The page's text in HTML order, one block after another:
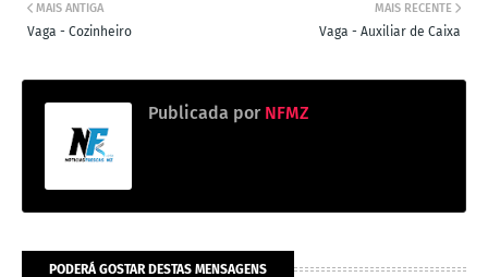
MAIS RECENTE
Vaga - Auxiliar de Caixa
MAIS ANTIGA
Vaga - Cozinheiro
Publicada por NFMZ
PODERÁ GOSTAR DESTAS MENSAGENS